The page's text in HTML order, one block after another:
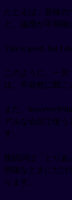
たとえば、意味の
と、論理が不明確
This is good, but I
このように、一
は、不自然に聞こ
また、howeverや
アルな会話で使う
す。
接続詞は「とり
明確なときにだけ
ります。